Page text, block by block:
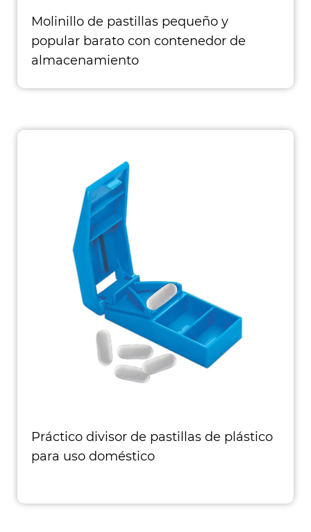
Molinillo de pastillas pequeño y
popular barato con contenedor de
almacenamiento
Práctico divisor de pastillas de plástico
para uso doméstico